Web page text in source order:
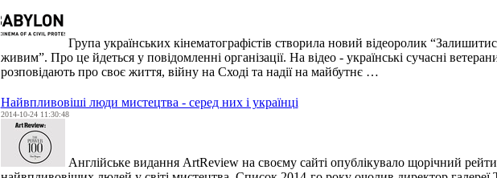
Група українських кінематографістів створила новий відеоролик
живим”. Про це йдеться у повідомленні організації. На відео - українські сучасні
розповідають про своє життя, війну на Сході та надії на майбутнє …
Найвпливовіші люди мистецтва - серед них і українці
2014-10-24 11:30:48
Англійське видання ArtReview на своєму сайті опублікувало щорічний